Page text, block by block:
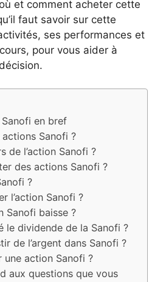
et comment acheter cette
faut savoir sur cette
ses performances et
pour vous aider à
en bref
Sanofi ?
de l’action Sanofi ?
des actions Sanofi ?
?
l’action Sanofi ?
Sanofi baisse ?
le dividende de la Sanofi ?
de l’argent dans Sanofi ?
une action Sanofi ?
aux questions que vous